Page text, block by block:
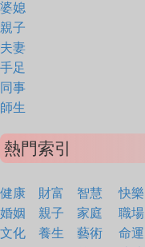
婆媳
親子
夫妻
手足
同事
師生
熱門索引
健康 財富 智慧 快樂
婚姻
親子 家庭 職場
文化
養生 藝術 命運